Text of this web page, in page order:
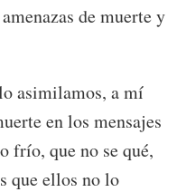
de muerte y
asimilamos, a mí
en los mensajes
frío, que no se qué,
que ellos no lo